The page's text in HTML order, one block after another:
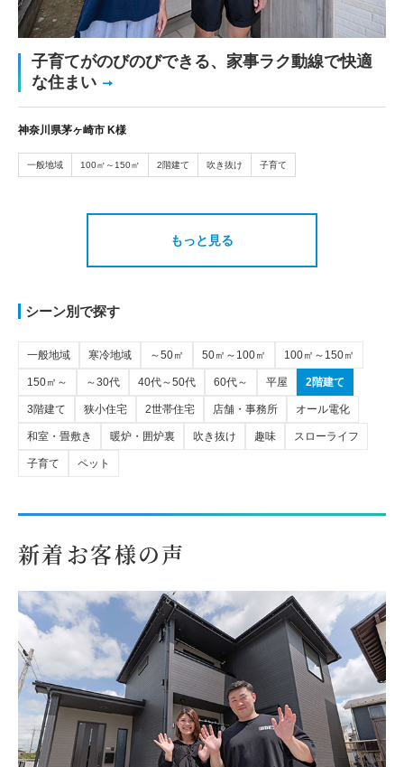
子育てがのびのびできる、家事ラク動線で快適
な住まい
神奈川県茅ヶ崎市 K様
一般地域 100㎡～150㎡ 2階建て 吹き抜け 子育て
もっと見る
シーン別で探す
一般地域 寒冷地域 ～50㎡ 50㎡～100㎡ 100㎡～150㎡
150㎡～ ～30代 40代～50代 60代～ 平屋 2階建て
3階建て 狭小住宅 2世帯住宅 店舗・事務所 オール電化
和室・畳敷き 暖炉・囲炉裏 吹き抜け 趣味 スローライフ
子育て ペット
新着お客様の声